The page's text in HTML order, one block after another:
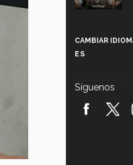
CAMBIAR
ES
Síguenos